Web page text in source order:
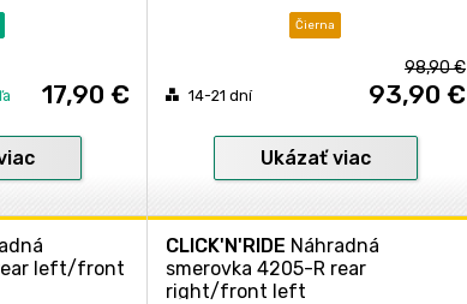
17,90 €
Čierna
14-21 dní
98,90 €
93,90 €
Ukázať viac
left/front
CLICK'N'RIDE Náhradná
smerovka 4205-R rear
right/front left